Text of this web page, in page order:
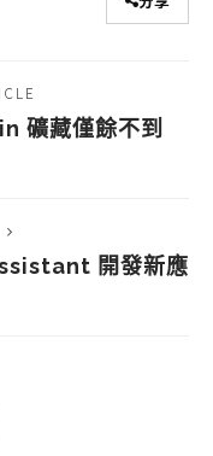
礦藏僅餘不到
開發新應